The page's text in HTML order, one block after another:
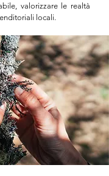
valorizzare le realtà
locali.